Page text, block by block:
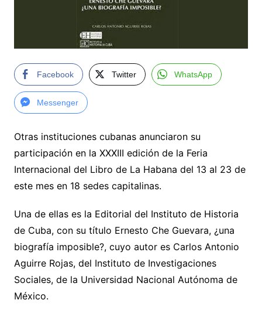
Facebook Twitter WhatsApp
Messenger
Otras instituciones cubanas anunciaron su
participación en la XXXIII edición de la Feria
Internacional del Libro de La Habana del 13 al 23 de
este mes en 18 sedes capitalinas.
Una de ellas es la Editorial del Instituto de Historia
de Cuba, con su título Ernesto Che Guevara, ¿una
biografía imposible?, cuyo autor es Carlos Antonio
Aguirre Rojas, del Instituto de Investigaciones
Sociales, de la Universidad Nacional Autónoma de
México.